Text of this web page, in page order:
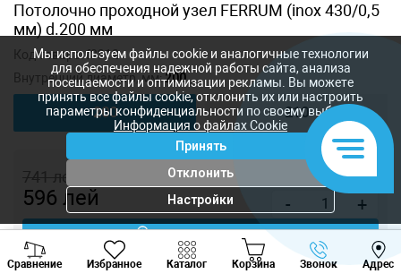
Потолочно проходной узел FERRUM (inox 430/0,5
мм) d.200 мм
Код товара:f3312
Внутренний диаметр, мм:200
200 210
741лей
596 лей - +
Купить в 1 клик
Сравнение Избранное Каталог Корзина Звонок Адрес
Viber Whatsapp
Мы используем файлы cookie и аналогичные технологии
для обеспечения надежной работы сайта, анализа
посещаемости и оптимизации рекламы. Вы можете
принять все файлы cookie, отклонить их или настроить
параметры конфиденциальности по своему выбору.
Информация о файлах Cookie
Принять
Отклонить
Настройки